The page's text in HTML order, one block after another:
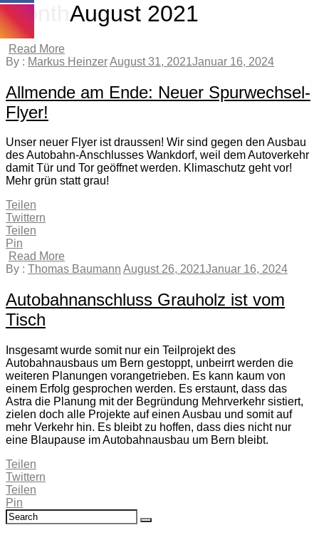
Month August 2021
Read More
By : Markus HeinzerAugust 31, 2021Januar 16, 2024
Allmende am Ende: Neuer Spurwechsel-
Flyer!
Unser neuer Flyer ist draussen! Wir sind gegen den Ausbau
des Autobahn-Anschlusses Wankdorf, weil dem Autoverkehr
damit Tür und Tor geöffnet werden. Klimaschutz geht vor!
Mehr grün statt grau!
Teilen
Twittern
Teilen
Pin
Read More
By : Thomas Baumann August 26, 2021Januar 16, 2024
Autobahnanschluss Grauholz ist vom
Tisch
Insgesamt wurde somit nur ein Teilprojekt des
Autobahnausbaus um Bern gestoppt, unbeirrt werden die
weiteren Planungen vorangetrieben. Es kann kaum von
einem Erfolg gesprochen werden. Es erstaunt, dass das
Astra die Planung mit der Begründung Mehrverkehr sistiert,
zielen doch alle Projekte auf einen Ausbau und somit auf
mehr Verkehr hin. Es bleibt zu hoffen, dass dies nicht nur
eine Blaupause im Autobahnausbau um Bern bleibt.
Teilen
Twittern
Teilen
Pin
Search
for:
Search